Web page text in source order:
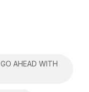
AHEAD WITH